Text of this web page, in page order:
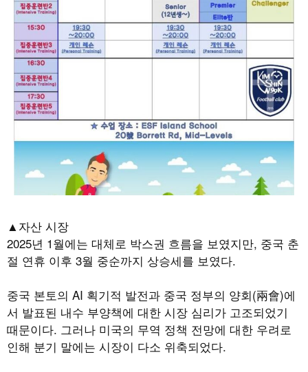
▲자산 시장
2025년 1월에는 대체로 박스권 흐름을 보였지만, 중국 춘
절 연휴 이후 3월 중순까지 상승세를 보였다.
중국 본토의 AI 획기적 발전과 중국 정부의 양회(兩會)에
서 발표된 내수 부양책에 대한 시장 심리가 고조되었기
때문이다. 그러나 미국의 무역 정책 전망에 대한 우려로
인해 분기 말에는 시장이 다소 위축되었다.